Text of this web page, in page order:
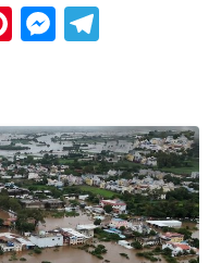
Pinterest